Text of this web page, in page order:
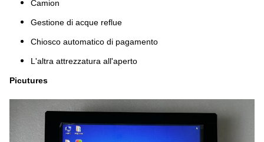
Camion
Gestione di acque reflue
Chiosco automatico di pagamento
L'altra attrezzatura all'aperto
Picutures